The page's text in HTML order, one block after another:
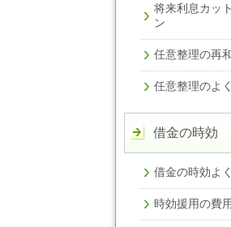
将来利息カッ
ン
任意整理の再
任意整理のよ
借金の時効
借金の時効よ
時効援用の費